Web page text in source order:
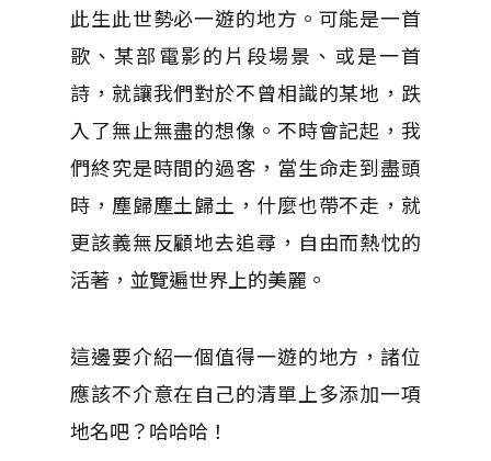
此生此世勢必一遊的地方。可能是一首
歌、某部電影的片段場景、或是一首
詩，就讓我們對於不曾相識的某地，跌
入了無止無盡的想像。不時會記起，我
們終究是時間的過客，當生命走到盡頭
時，塵歸塵土歸土，什麼也帶不走，就
更該義無反顧地去追尋，自由而熱忱的
活著，並覽遍世界上的美麗。
這邊要介紹一個值得一遊的地方，諸位
應該不介意在自己的清單上多添加一項
地名吧？哈哈哈！